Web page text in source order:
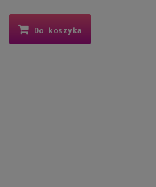
Do koszyka